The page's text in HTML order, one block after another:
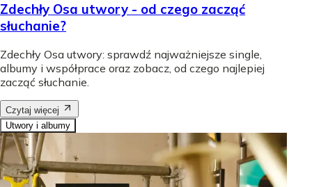
Zdechły Osa utwory - od czego zacząć
słuchanie?
Zdechły Osa utwory: sprawdź najważniejsze single,
albumy i współprace oraz zobacz, od czego najlepiej
zacząć słuchanie.
Czytaj więcej
Utwory i albumy